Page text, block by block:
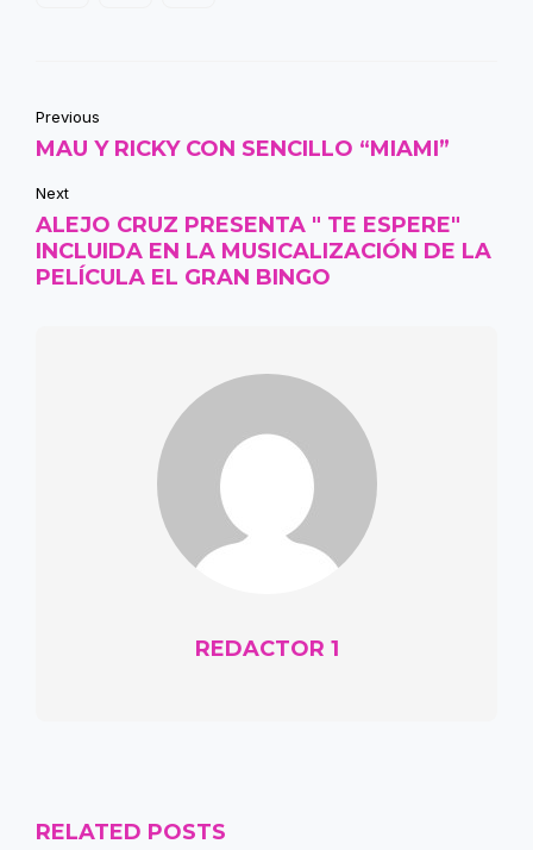
Previous
MAU Y RICKY CON SENCILLO “MIAMI”
Next
ALEJO CRUZ PRESENTA " TE ESPERE"
INCLUIDA EN LA MUSICALIZACIÓN DE LA
PELÍCULA EL GRAN BINGO
REDACTOR 1
RELATED POSTS